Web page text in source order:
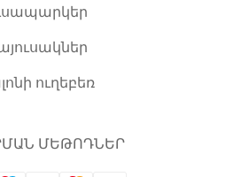
ուղեբեռ
ՄԵԹՈԴՆԵՐ